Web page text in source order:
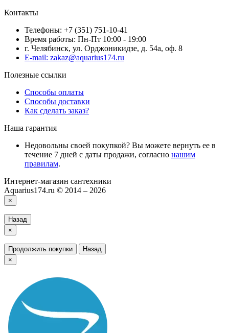
Контакты
Телефоны: +7 (351) 751-10-41
Время работы: Пн-Пт 10:00 - 19:00
г. Челябинск, ул. Орджоникидзе, д. 54а, оф. 8
E-mail: zakaz@aquarius174.ru
Полезные ссылки
Способы оплаты
Способы доставки
Как сделать заказ?
Наша гарантия
Недовольны своей покупкой? Вы можете вернуть ее в
течение 7 дней с даты продажи, согласно нашим
правилам.
Интернет-магазин сантехники
Aquarius174.ru © 2014 – 2026
×
Назад
×
Продолжить покупки
Назад
×